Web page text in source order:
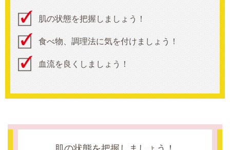
肌の状態を把握しましょう！
食べ物、調理法に気を付けましょう！
血流を良くしましょう！